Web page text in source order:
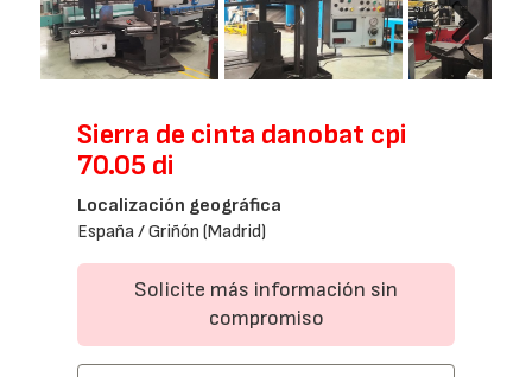
Next
Sierra de cinta danobat cpi
70.05 di
Localización geográfica
España / Griñón (Madrid)
Solicite más información sin
compromiso